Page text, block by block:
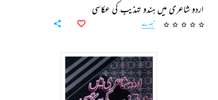
اردو شاعری میں ہندو تہذیب کی عکاسی
تبصرے